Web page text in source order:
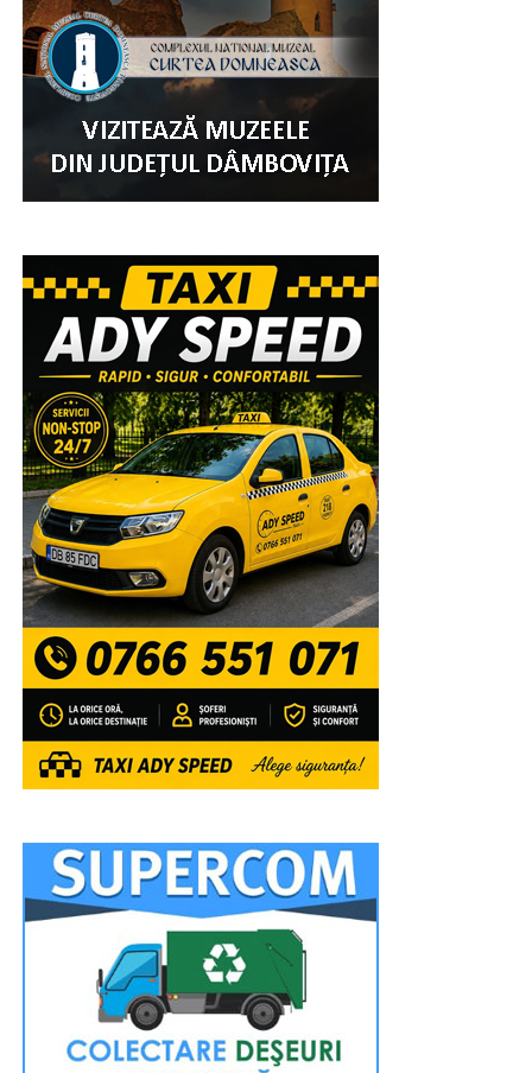
Și, ca o încununare a evenimentulului „Ziua Comunei
Șotânga”, a fost spectacolul muzical artistic. Pe scena
amplasată în parc, au evoluat pe parcursul întregii după
amiezi și până târziu în noapte, copiii, artiști în devenire,
și soliști celebri, invitați special pentru a încânta miiile de
oameni veniți nu numai din Șotânga, ci din toate
localitățile învecinate, pentru a se bucura de muzica
populara interpretată de artiștii Ansamblului Folcloric
„Chindia”, dirijat de Ionuț Dumitrescu. Apoi, rând pe rând,
au fost aplaudați la scenă deschisă și au încins atmosfera
Cristina Turcu Preda, Simona Dinescu, Raoul, Lino
Golden și, înainte de superbul foc de artificii care a
luminat feeric cerul, Jean de la Craiova.
RECLAMA
VIDEO